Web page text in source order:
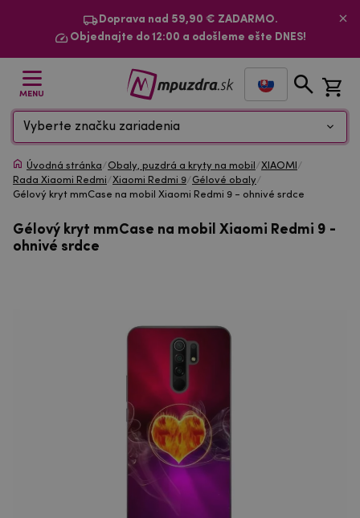
Doprava nad 59,90 € ZADARMO.
Objednajte do 12:00 a odošleme ešte DNES!
MENU
Vyberte značku zariadenia
Úvodná stránka/Obaly, puzdrá a kryty na mobil /XIAOMI /
Rada Xiaomi Redmi/Xiaomi Redmi 9/Gélové obaly/
Gélový kryt mmCase na mobil Xiaomi Redmi 9 - ohnivé srdce
Gélový kryt mmCase na mobil Xiaomi Redmi 9 -
ohnivé srdce